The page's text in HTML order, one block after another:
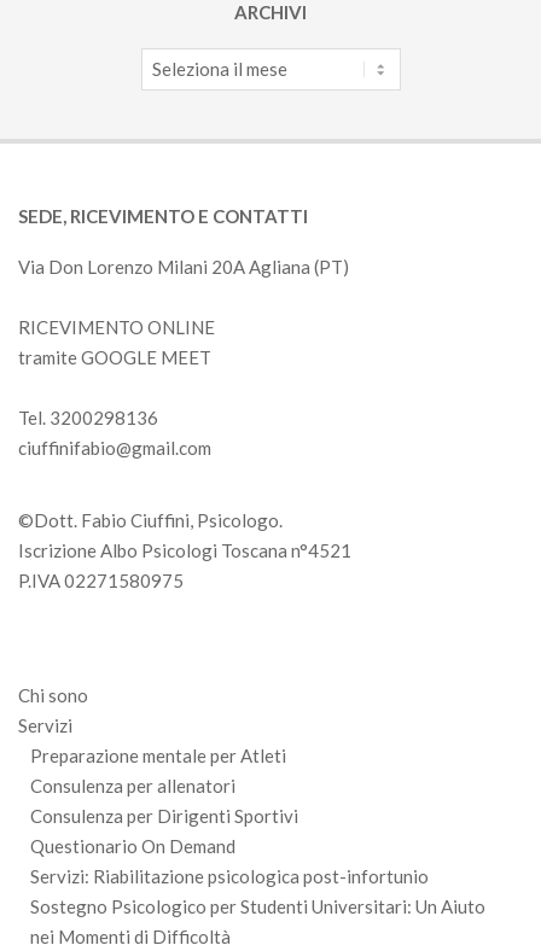
ARCHIVI
Archivi
SEDE, RICEVIMENTO E CONTATTI
Via Don Lorenzo Milani 20A Agliana (PT)
RICEVIMENTO ONLINE
tramite GOOGLE MEET
Tel. 3200298136
ciuffinifabio@gmail.com
©Dott. Fabio Ciuffini, Psicologo.
Iscrizione Albo Psicologi Toscana n°4521
P.IVA 02271580975
Chi sono
Servizi
Preparazione mentale per Atleti
Consulenza per allenatori
Consulenza per Dirigenti Sportivi
Questionario On Demand
Servizi: Riabilitazione psicologica post-infortunio
Sostegno Psicologico per Studenti Universitari: Un Aiuto
nei Momenti di Difficoltà